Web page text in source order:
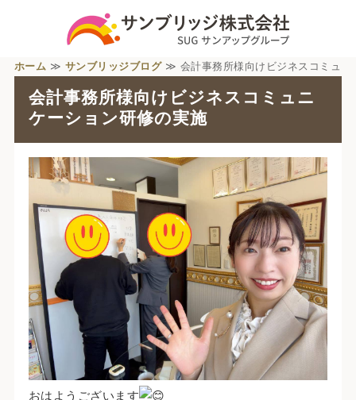
ホーム ≫ サンブリッジブログ≫ 会計事務所様向けビジネスコミュ
ニケーション研修の実施 ≫
会計事務所様向けビジネスコミュニ
ケーション研修の実施
おはようございます